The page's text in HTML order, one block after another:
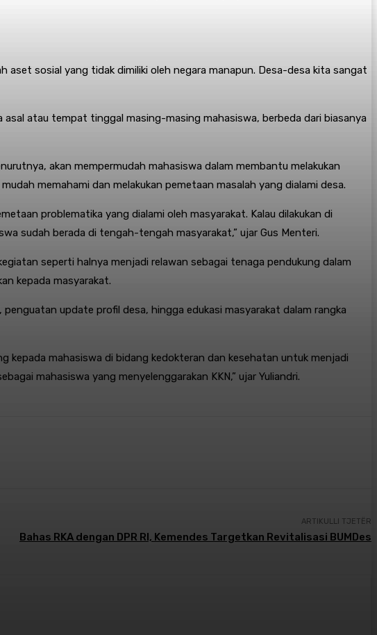
aset sosial yang tidak dimiliki oleh negara manapun. Desa-desa kita sangat
asal atau tempat tinggal masing-masing mahasiswa, berbeda dari biasanya
akan mempermudah mahasiswa dalam membantu melakukan
memahami dan melakukan pemetaan masalah yang dialami desa.
problematika yang dialami oleh masyarakat. Kalau dilakukan di
sudah berada di tengah-tengah masyarakat,” ujar Gus Menteri.
seperti halnya menjadi relawan sebagai tenaga pendukung dalam
kepada masyarakat.
update profil desa, hingga edukasi masyarakat dalam rangka
kepada mahasiswa di bidang kedokteran dan kesehatan untuk menjadi
mahasiswa yang menyelenggarakan KKN,” ujar Yuliandri.
ARTIKULLI TJETËR
Bahas RKA dengan DPR RI, Kemendes Targetkan Revitalisasi BUMDes